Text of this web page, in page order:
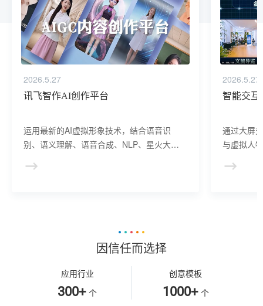
2026.5.27
讯飞智作AI创作平台
运用最新的AI虚拟形象技术，结合语音识
别、语义理解、语音合成、NLP、星火大模
建、AI驱动、多模态交互的多场景虚拟人产
2026.5.27
智能交互
通过大屏
与虚拟人
景，可广
因信任而选择
应用行业
300+ 个
创意模板
1000+ 个